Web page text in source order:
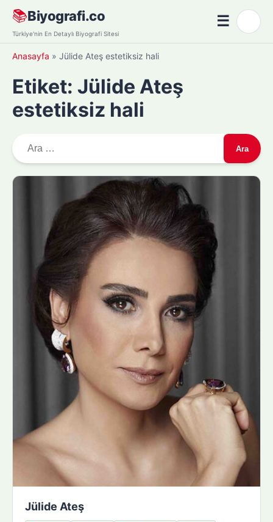
Skip
content
📚Biyografi.co
Türkiye'nin En Detaylı Biyografi Sitesi
☰Menü
Anasayfa » Jülide Ateş estetiksiz hali
Etiket: Jülide Ateş
estetiksiz hali
r
Jülide Ateş